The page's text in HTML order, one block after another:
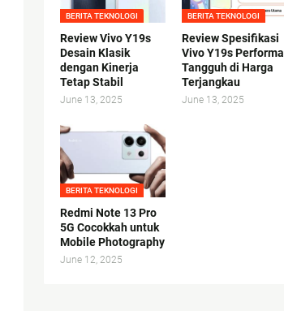
BERITA TEKNOLOGI
Review Vivo Y19s
Desain Klasik
dengan Kinerja
Tetap Stabil
June 13, 2025
BERITA TEKNOLOGI
Review Spesifikasi
Vivo Y19s Performa
Tangguh di Harga
Terjangkau
June 13, 2025
BERITA TEKNOLOGI
Redmi Note 13 Pro
5G Cocokkah untuk
Mobile Photography
June 12, 2025